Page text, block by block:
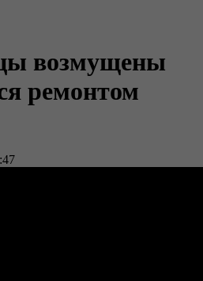
возмущены
ремонтом